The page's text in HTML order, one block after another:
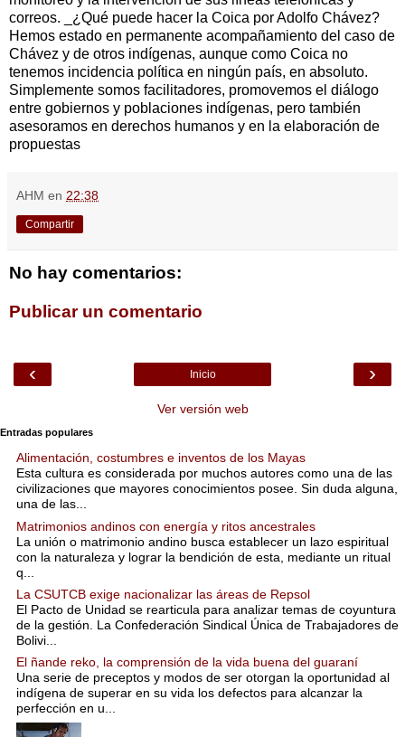
correos. _¿Qué puede hacer la Coica por Adolfo Chávez?
Hemos estado en permanente acompañamiento del caso de
Chávez y de otros indígenas, aunque como Coica no
tenemos incidencia política en ningún país, en absoluto.
Simplemente somos facilitadores, promovemos el diálogo
entre gobiernos y poblaciones indígenas, pero también
asesoramos en derechos humanos y en la elaboración de
propuestas
AHM en 22:38
Compartir
No hay comentarios:
Publicar un comentario
‹ ›
Inicio
Ver versión web
Entradas populares
Alimentación, costumbres e inventos de los Mayas
Esta cultura es considerada por muchos autores como una de las
civilizaciones que mayores conocimientos posee. Sin duda alguna,
una de las...
Matrimonios andinos con energía y ritos ancestrales
La unión o matrimonio andino busca establecer un lazo espiritual
con la naturaleza y lograr la bendición de esta, mediante un ritual
q...
La CSUTCB exige nacionalizar las áreas de Repsol
El Pacto de Unidad se rearticula para analizar temas de coyuntura
de la gestión. La Confederación Sindical Única de Trabajadores de
Bolivi...
El ñande reko, la comprensión de la vida buena del guaraní
Una serie de preceptos y modos de ser otorgan la oportunidad al
indígena de superar en su vida los defectos para alcanzar la
perfección en u...